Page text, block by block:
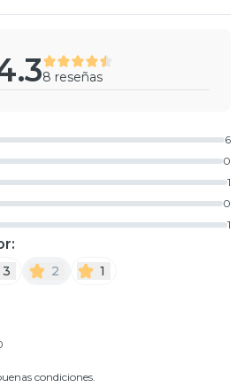
8 reseñas
6
0
1
0
1
3 2 1
condiciones.